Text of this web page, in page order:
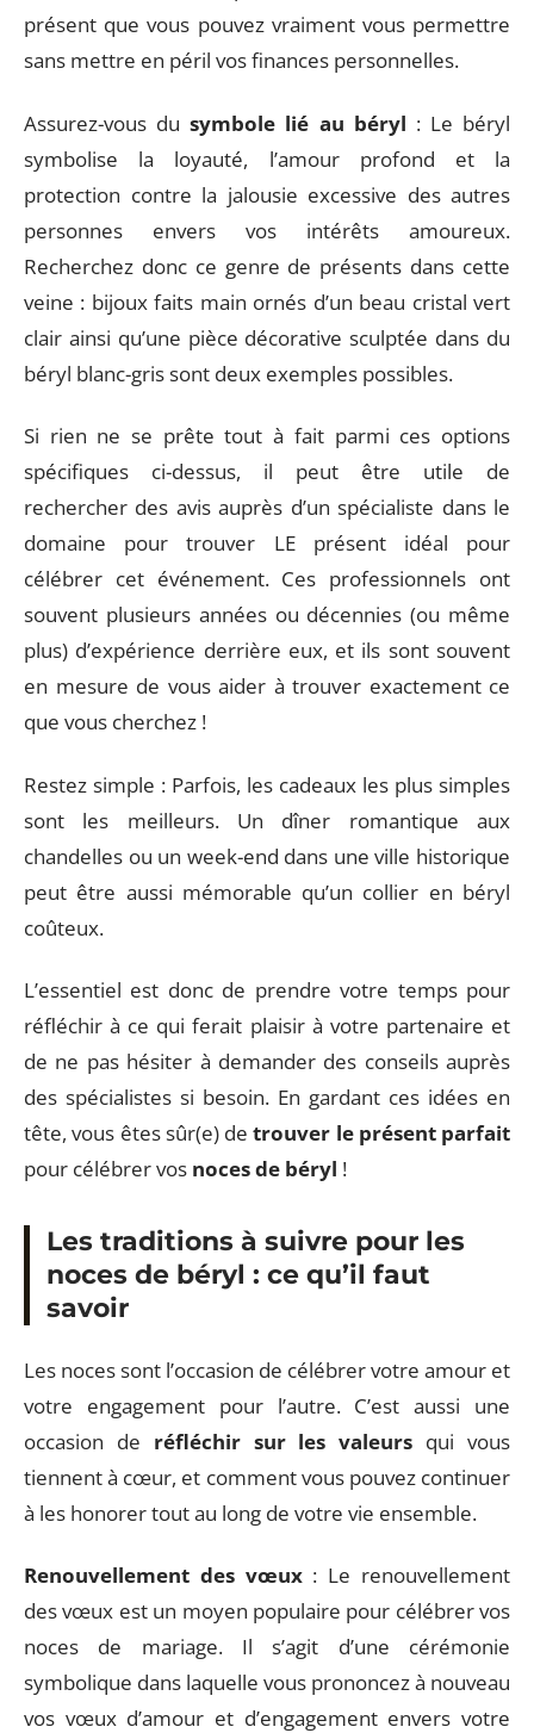
présent que vous pouvez vraiment vous permettre
sans mettre en péril vos finances personnelles.
Assurez-vous dusymbole lié au béryl : Le béryl
symbolise la loyauté, l’amour profond et la
protection contre la jalousie excessive des autres
personnes envers vos intérêts amoureux.
Recherchez donc ce genre de présents dans cette
veine : bijoux faits main ornés d’un beau cristal vert
clair ainsi qu’une pièce décorative sculptée dans du
béryl blanc-gris sont deux exemples possibles.
Si rien ne se prête tout à fait parmi ces options
spécifiques ci-dessus, il peut être utile de
rechercher des avis auprès d’un spécialiste dans le
domaine pour trouver LE présent idéal pour
célébrer cet événement. Ces professionnels ont
souvent plusieurs années ou décennies (ou même
plus) d’expérience derrière eux, et ils sont souvent
en mesure de vous aider à trouver exactement ce
que vous cherchez !
Restez simple : Parfois, les cadeaux les plus simples
sont les meilleurs. Un dîner romantique aux
chandelles ou un week-end dans une ville historique
peut être aussi mémorable qu’un collier en béryl
coûteux.
L’essentiel est donc de prendre votre temps pour
réfléchir à ce qui ferait plaisir à votre partenaire et
de ne pas hésiter à demander des conseils auprès
des spécialistes si besoin. En gardant ces idées en
tête, vous êtes sûr(e) detrouver le présent parfait
pour célébrer vos noces de béryl !
Les traditions à suivre pour les
noces de béryl : ce qu’il faut
savoir
Les noces sont l’occasion de célébrer votre amour et
votre engagement pour l’autre. C’est aussi une
occasion de réfléchir sur les valeurs qui vous
tiennent à cœur, et comment vous pouvez continuer
à les honorer tout au long de votre vie ensemble.
Renouvellement des vœux: Le renouvellement
des vœux est un moyen populaire pour célébrer vos
noces de mariage. Il s’agit d’une cérémonie
symbolique dans laquelle vous prononcez à nouveau
vos vœux d’amour et d’engagement envers votre